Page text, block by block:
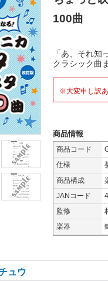
100曲
「あ、それ
クラシック曲
※大変申し訳あ
商品情報
商品コード
仕様
商品構成
JANコード
監修
楽器
ュウ